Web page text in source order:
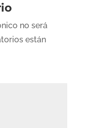
no será
están